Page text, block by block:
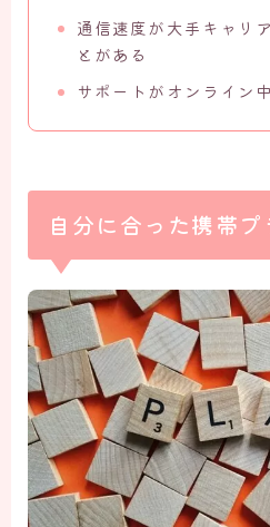
通信速度が大手キャリ
とがある
サポートがオンライン
自分に合った携帯